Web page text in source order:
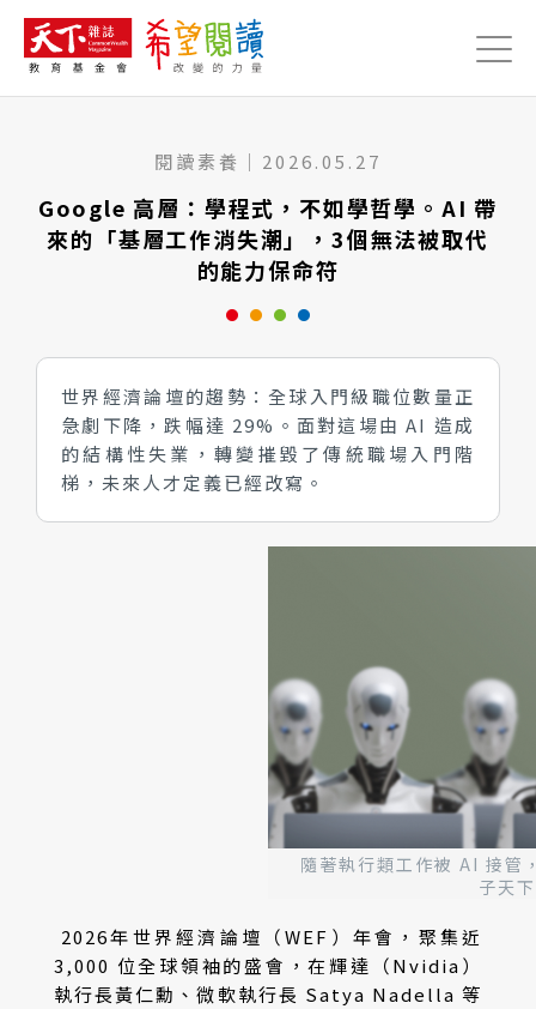
Jump to Navigation
Jump to Main content
閱讀素養 ｜ 2026.05.27
Google 高層：學程式，不如學哲學。AI 帶
來的「基層工作消失潮」，3個無法被取代
的能力保命符
世界經濟論壇的趨勢：全球入門級職位數量正
急劇下降，跌幅達 29%。面對這場由 AI 造成
的結構性失業，轉變摧毀了傳統職場入門階
梯，未來人才定義已經改寫。
隨著執行類工作被 AI 接管
子天
2026年世界經濟論壇（WEF）年會，聚集近
3,000 位全球領袖的盛會，在輝達（Nvidia）
執行長黃仁勳、微軟執行長 Satya Nadella 等